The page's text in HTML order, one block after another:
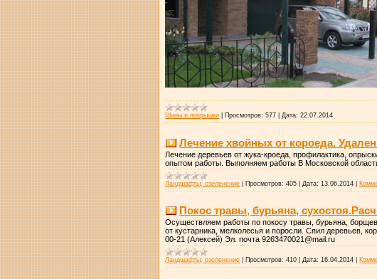
Шины и покрышки Просмотров: 577 |Дата: 22.07.2014
Лечение хвойных от короеда.
Лечение деревьев от жука-кроеда, профилактика,
опытом работы. Выполняем работы В Московской
Ландшафты, озеленение Просмотров: 405 Дата: 13.06.2014
Покос травы, бурьяна,
Осуществляем работы по покосу травы, бурьяна,
от кустарника, мелколесья и поросли. Спил деревьев,
00-21 (Алексей) Эл. почта 9263470021@mail.ru
Ландшафты, озеленение Просмотров: 410 Дата: 16.04.2014